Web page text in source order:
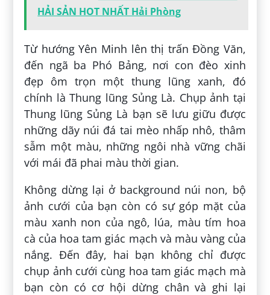
HẢI SẢN HOT NHẤT Hải Phòng
Từ hướng Yên Minh lên thị trấn Đồng Văn,
đến ngã ba Phó Bảng, nơi con đèo xinh
đẹp ôm trọn một thung lũng xanh, đó
chính là Thung lũng Sủng Là. Chụp ảnh tại
Thung lũng Sủng Là bạn sẽ lưu giữu được
những dãy núi đá tai mèo nhấp nhô, thâm
sẫm một màu, những ngôi nhà vững chãi
với mái đã phai màu thời gian.
Không dừng lại ở background núi non, bộ
ảnh cưới của bạn còn có sự góp mặt của
màu xanh non của ngô, lúa, màu tím hoa
cà của hoa tam giác mạch và màu vàng của
nắng. Đến đây, hai bạn không chỉ được
chụp ảnh cưới cùng hoa tam giác mạch mà
bạn còn có cơ hội dừng chân và ghi lại